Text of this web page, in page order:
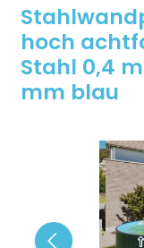
hoch
Stahl 0,4
mm blau
Bildergalerie